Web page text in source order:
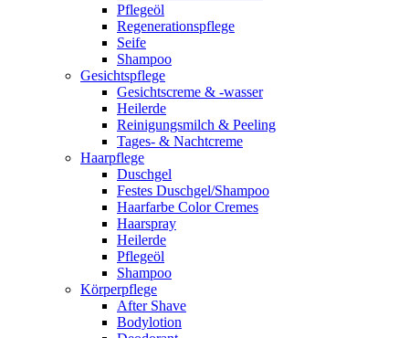
Pflegeöl
Regenerationspflege
Seife
Shampoo
Gesichtspflege
Gesichtscreme & -wasser
Heilerde
Reinigungsmilch & Peeling
Tages- & Nachtcreme
Haarpflege
Duschgel
Festes Duschgel/Shampoo
Haarfarbe Color Cremes
Haarspray
Heilerde
Pflegeöl
Shampoo
Körperpflege
After Shave
Bodylotion